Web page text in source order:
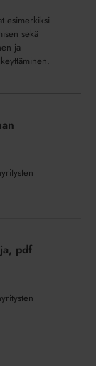
esimerkiksi
sekä
ja
pdf